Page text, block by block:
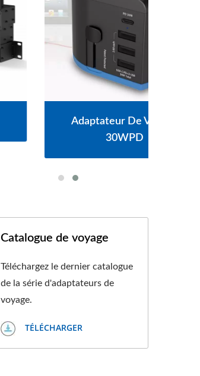
Adaptateur De Voyage
Catalogue de voyage
Téléchargez le dernier catalogue
de la série d'adaptateurs de
voyage.
TÉLÉCHARGER